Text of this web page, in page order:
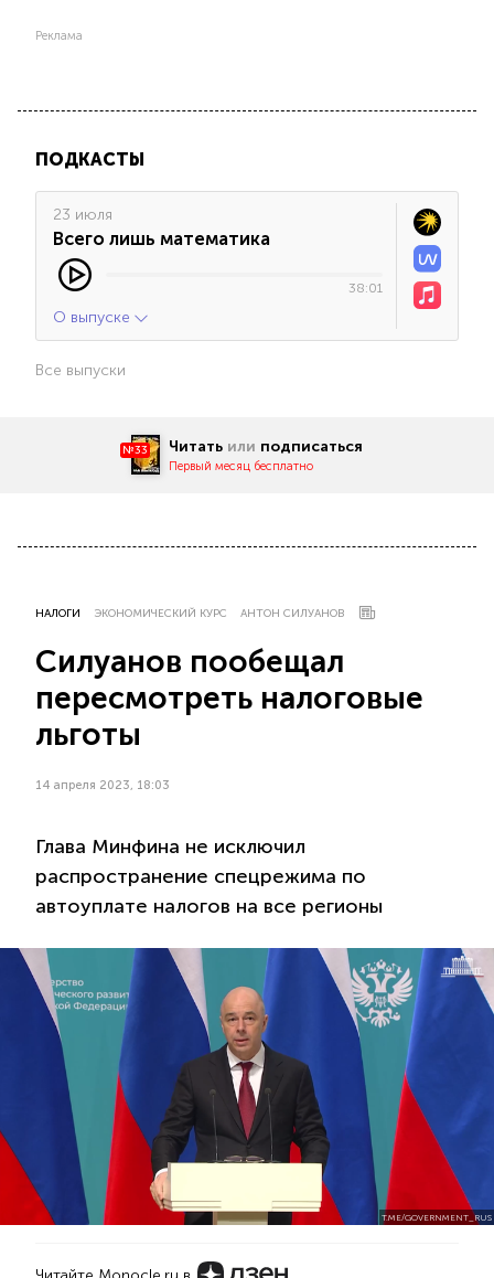
Реклама
ПОДКАСТЫ
23 июля
Всего лишь математика
38:01
О выпуске
Все выпуски
№33 Читать или подписаться
Первый месяц бесплатно
НАЛОГИ ЭКОНОМИЧЕСКИЙ КУРС АНТОН СИЛУАНОВ
Силуанов пообещал
пересмотреть налоговые
льготы
14 апреля 2023, 18:03
Глава Минфина не исключил
распространение спецрежима по
автоуплате налогов на все регионы
T.ME/GOVERNMENT_RUS